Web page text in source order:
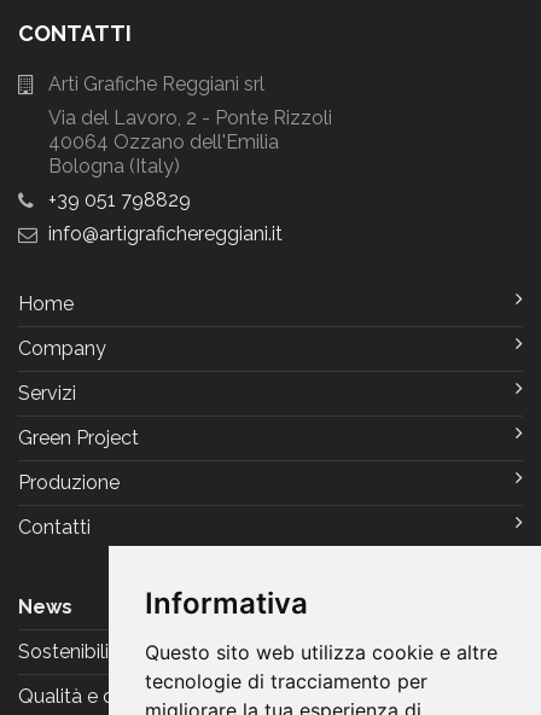
Informativa
Questo sito web utilizza cookie e altre
tecnologie di tracciamento per
migliorare la tua esperienza di
CONTATTI
Arti Grafiche Reggiani srl
Via del Lavoro, 2 - Ponte Rizzoli
40064 Ozzano dell'Emilia
Bologna (Italy)
+39 051 798829
info
artigrafichereggiani it
Home
Company
Servizi
Green Project
Produzione
Contatti
News
Sostenibilità
Qualità e certificazioni